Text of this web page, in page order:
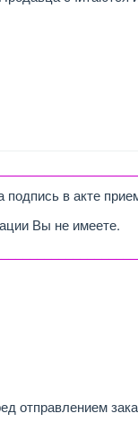
в акте
Вы не имеете.